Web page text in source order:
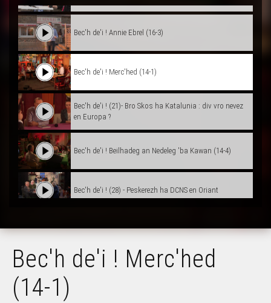
Bec'h de'i ! Annie Ebrel (16-3)
Bec'h de'i ! Merc'hed (14-1)
Bec'h de'i ! (21)- Bro Skos ha Katalunia : div vro nevez
en Europa ?
Bec'h de'i ! Beilhadeg an Nedeleg 'ba Kawan (14-4)
Bec'h de'i ! (28) - Peskerezh ha DCNS en Oriant
Bec'h de'i ! Beilhadeg Nedeleg (17-2)
Bec'h de'i ! 50 vloaz miz Mae 1968 (17-3)
Bec'h de'i ! Merc'hed
(14-1)